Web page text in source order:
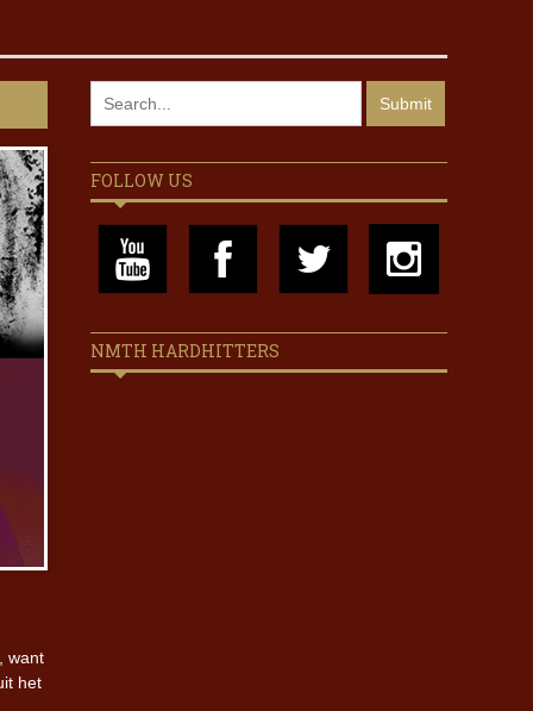
want
het
FOLLOW US
NMTH HARDHITTERS